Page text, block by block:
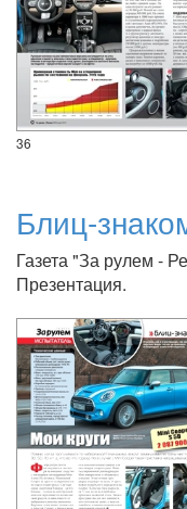
36
Блиц-
Газета "За рулем -
Презентация.